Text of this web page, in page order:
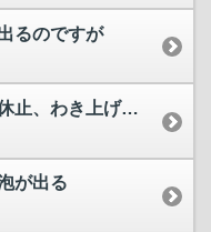
るのですが
「ピーク停止表示中、わき上げ休止、わき上げ停止日数設定中」...
が出る